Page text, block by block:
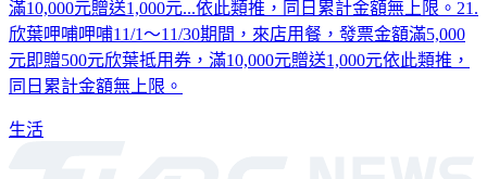
滿10,000元贈送1,000元...依此類推，同日累計金額無上限。21.
欣葉呷哺呷哺11/1～11/30期間，來店用餐，發票金額滿5,000
元即贈500元欣葉抵用券，滿10,000元贈送1,000元依此類推，
同日累計金額無上限。
生活